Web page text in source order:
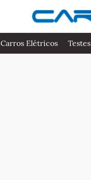
Carros Elétricos Testes